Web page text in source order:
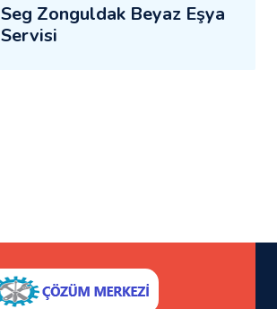
Seg Zonguldak Beyaz Eşya
Servisi